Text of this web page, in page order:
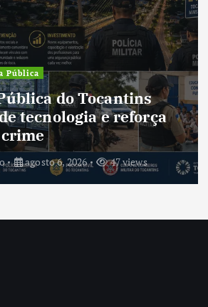
preserva
identidade de
constante
agosto 5, 2026 45 views